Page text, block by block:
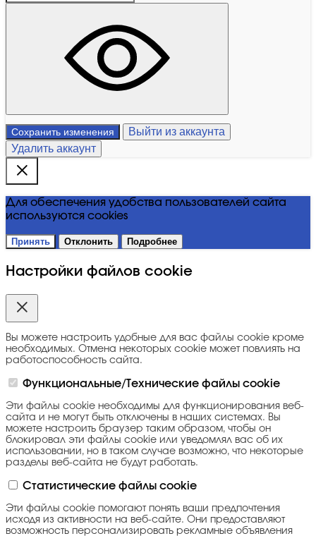
Сохранить изменения
Выйти из аккаунта
Удалить аккаунт
Для обеспечения удобства пользователей сайта
используются cookies
Принять Отклонить Подробнее
Настройки файлов cookie
Вы можете настроить удобные для вас файлы cookie кроме
необходимых. Отмена некоторых cookie может повлиять на
работоспособность сайта.
Функциональные/Технические файлы cookie
Эти файлы cookie необходимы для функционирования веб-
сайта и не могут быть отключены в наших системах. Вы
можете настроить браузер таким образом, чтобы он
блокировал эти файлы cookie или уведомлял вас об их
использовании, но в таком случае возможно, что некоторые
разделы веб-сайта не будут работать.
Статистические файлы cookie
Эти файлы cookie помогают понять ваши предпочтения
исходя из активности на веб-сайте. Они предоставляют
возможность персонализировать рекламные объявления